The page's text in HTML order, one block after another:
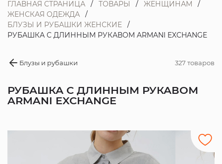
ГЛАВНАЯ СТРАНИЦА ТОВАРЫ
ЖЕНЩИНАМ
ЖЕНСКАЯ ОДЕЖДА
БЛУЗЫ И РУБАШКИ ЖЕНСКИЕ
РУБАШКА С ДЛИННЫМ РУКАВОМ ARMANI EXCHANGE
Блузы и рубашки 327 товаров
РУБАШКА С ДЛИННЫМ РУКАВОМ
ARMANI EXCHANGE